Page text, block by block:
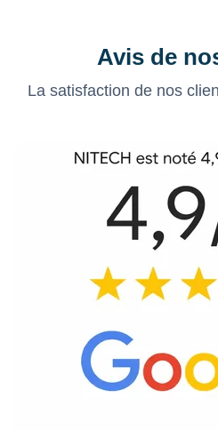
Avis de
La satisfaction de nos